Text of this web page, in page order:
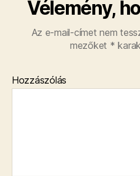
Vélemény,
Az e-mail-címet nem
mezőket *
Hozzászólás